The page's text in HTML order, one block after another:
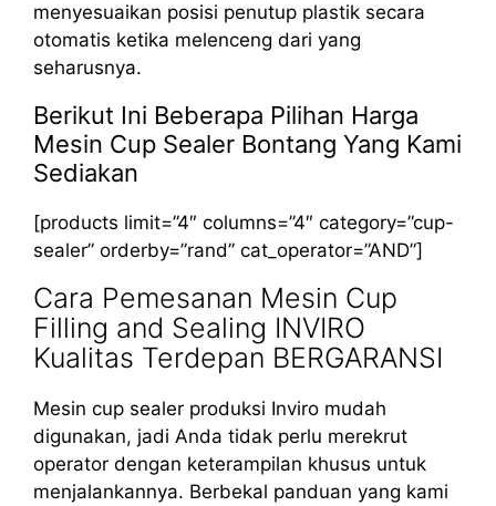
menyesuaikan posisi penutup plastik secara
otomatis ketika melenceng dari yang
seharusnya.
Berikut Ini Beberapa Pilihan Harga
Mesin Cup Sealer Bontang Yang Kami
Sediakan
[products limit=”4″ columns=”4″ category=”cup-
sealer” orderby=”rand” cat_operator=”AND”]
Cara Pemesanan Mesin Cup
Filling and Sealing INVIRO
Kualitas Terdepan BERGARANSI
Mesin cup sealer produksi Inviro mudah
digunakan, jadi Anda tidak perlu merekrut
operator dengan keterampilan khusus untuk
menjalankannya. Berbekal panduan yang kami